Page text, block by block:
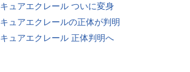
キュアエクレール ついに変身
キュアエクレールの正体が判明
キュアエクレール 正体判明へ